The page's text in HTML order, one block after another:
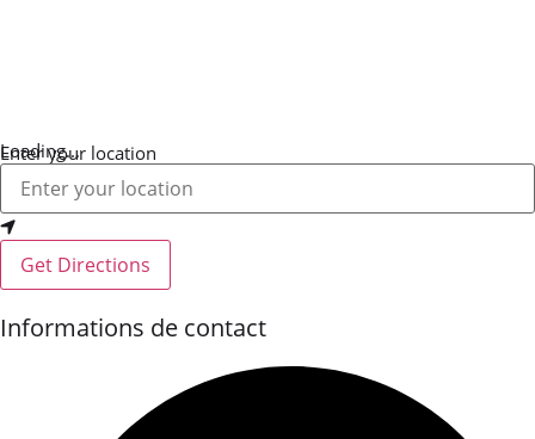
Loading...
Enter your location
Get Directions
Informations de contact